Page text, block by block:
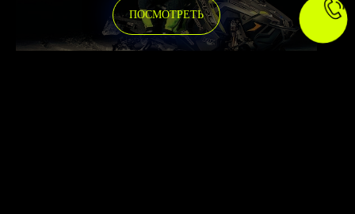
ПОСМОТРЕТЬ